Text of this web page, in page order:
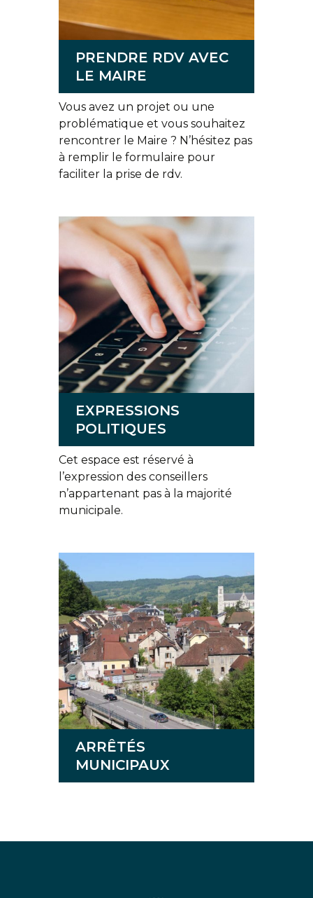
PRENDRE RDV AVEC
LE MAIRE
Vous avez un projet ou une
problématique et vous souhaitez
rencontrer le Maire ? N’hésitez pas
à remplir le formulaire pour
faciliter la prise de rdv.
EXPRESSIONS
POLITIQUES
Cet espace est réservé à
l’expression des conseillers
n’appartenant pas à la majorité
municipale.
ARRÊTÉS
MUNICIPAUX